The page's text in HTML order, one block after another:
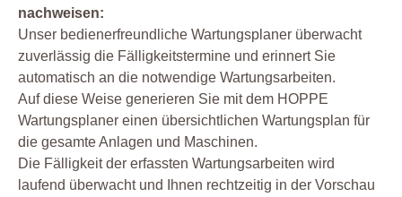
nachweisen:
Unser bedienerfreundliche Wartungsplaner überwacht
zuverlässig die Fälligkeitstermine und erinnert Sie
automatisch an die notwendige Wartungsarbeiten.
Auf diese Weise generieren Sie mit dem HOPPE
Wartungsplaner einen übersichtlichen Wartungsplan für
die gesamte Anlagen und Maschinen.
Die Fälligkeit der erfassten Wartungsarbeiten wird
laufend überwacht und Ihnen rechtzeitig in der Vorschau